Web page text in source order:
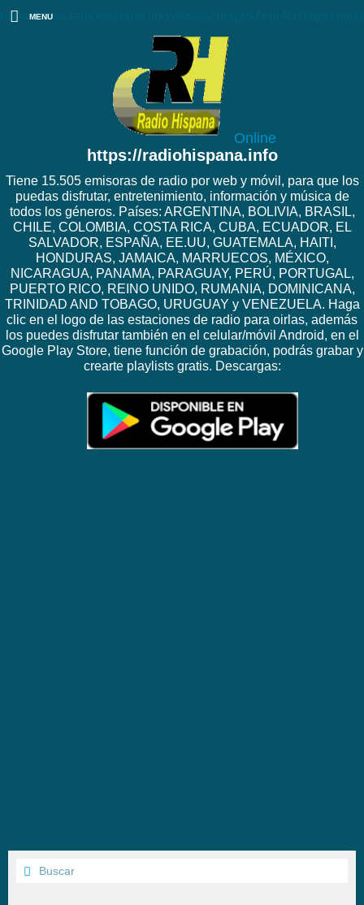
https://www.radiohispana.info/assets/images/
Online
https://radiohispana.info
Tiene 15.505 emisoras de radio por web y móvil, para que los
puedas disfrutar, entretenimiento, información y música de
todos los géneros. Países: ARGENTINA, BOLIVIA, BRASIL,
CHILE, COLOMBIA, COSTA RICA, CUBA, ECUADOR, EL
SALVADOR, ESPAÑA, EE.UU, GUATEMALA, HAITI,
HONDURAS, JAMAICA, MARRUECOS, MÉXICO,
NICARAGUA, PANAMA, PARAGUAY, PERÚ, PORTUGAL,
PUERTO RICO, REINO UNIDO, RUMANIA, DOMINICANA,
TRINIDAD AND TOBAGO, URUGUAY y VENEZUELA. Haga
clic en el logo de las estaciones de radio para oirlas, además
los puedes disfrutar también en el celular/móvil Android, en el
Google Play Store, tiene función de grabación, podrás grabar y
crearte playlists gratis. Descargas:
MENU